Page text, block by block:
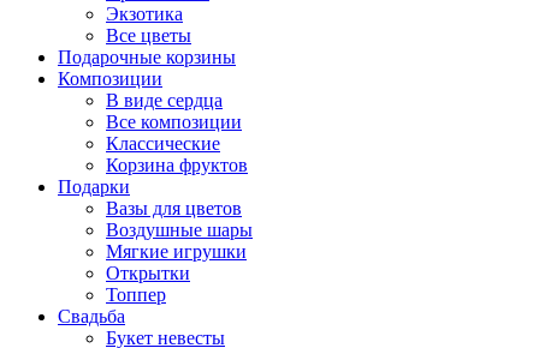
Экзотика
Все цветы
Подарочные корзины
Композиции
В виде сердца
Все композиции
Классические
Корзина фруктов
Подарки
Вазы для цветов
Воздушные шары
Мягкие игрушки
Открытки
Топпер
Свадьба
Букет невесты